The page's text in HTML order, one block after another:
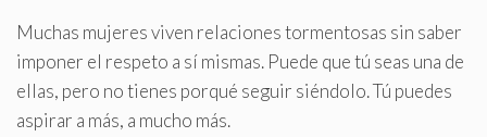
Muchas mujeres viven relaciones tormentosas sin saber
imponer el respeto a sí mismas. Puede que tú seas una de
ellas, pero no tienes porqué seguir siéndolo. Tú puedes
aspirar a más, a mucho más.